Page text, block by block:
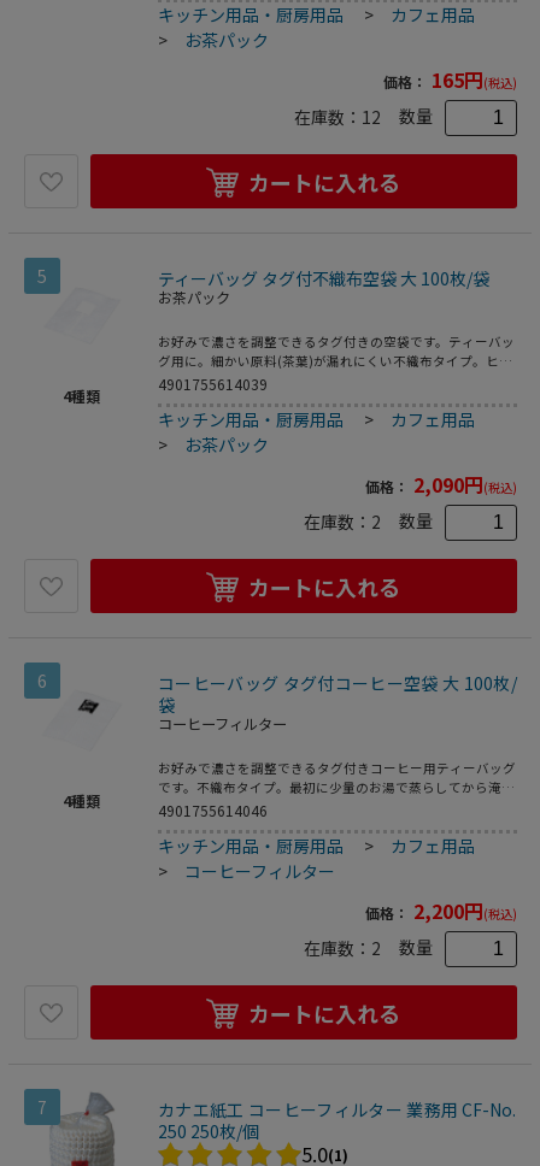
キッチン用品・厨房用品 > カフェ用品
> お茶パック
価格： 165円(税込)
在庫数： 12 数量
カートに入れる
5
4種類
ティーバッグ タグ付不織布空袋 大 100枚/袋
お茶パック
お好みで濃さを調整できるタグ付きの空袋です。ティーバッ
グ用に。細かい原料(茶葉)が漏れにくい不織布タイプ。ヒー
トシーラー対応です。 ●容量目安:3～6g ●入数:100枚
4901755614039
キッチン用品・厨房用品 > カフェ用品
> お茶パック
価格： 2,090円(税込)
在庫数： 2 数量
カートに入れる
6
4種類
コーヒーバッグ タグ付コーヒー空袋 大 100枚/
袋
コーヒーフィルター
お好みで濃さを調整できるタグ付きコーヒー用ティーバッグ
です。不織布タイプ。最初に少量のお湯で蒸らしてから淹れ
てください。ヒートシーラー対応です。 ●容量目安:～10g
4901755614046
キッチン用品・厨房用品 > カフェ用品
> コーヒーフィルター
価格： 2,200円(税込)
在庫数： 2 数量
カートに入れる
7
カナエ紙工 コーヒーフィルター 業務用 CF-No.
250 250枚/個
5.0(1)